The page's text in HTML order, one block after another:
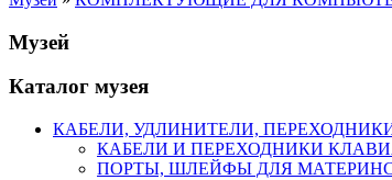
Музей
Каталог музея
КАБЕЛИ, УДЛИНИТЕЛИ,
КАБЕЛИ И ПЕРЕХОДНИКИ
ПОРТЫ, ШЛЕЙФЫ ДЛЯ